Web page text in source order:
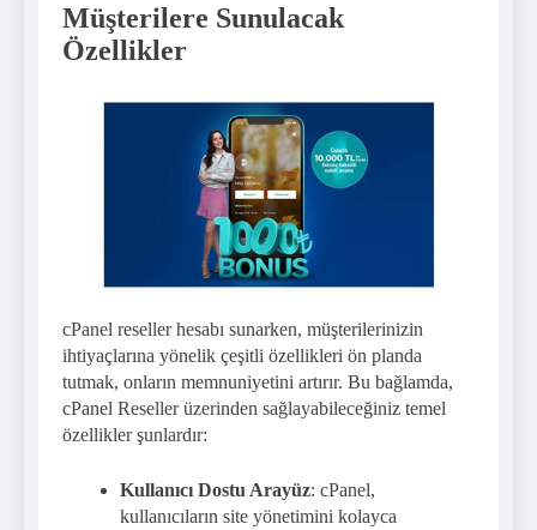
Müşterilere Sunulacak
Özellikler
cPanel reseller hesabı sunarken, müşterilerinizin
ihtiyaçlarına yönelik çeşitli özellikleri ön planda
tutmak, onların memnuniyetini artırır. Bu bağlamda,
cPanel Reseller üzerinden sağlayabileceğiniz temel
özellikler şunlardır:
Kullanıcı Dostu Arayüz: cPanel,
kullanıcıların site yönetimini kolayca